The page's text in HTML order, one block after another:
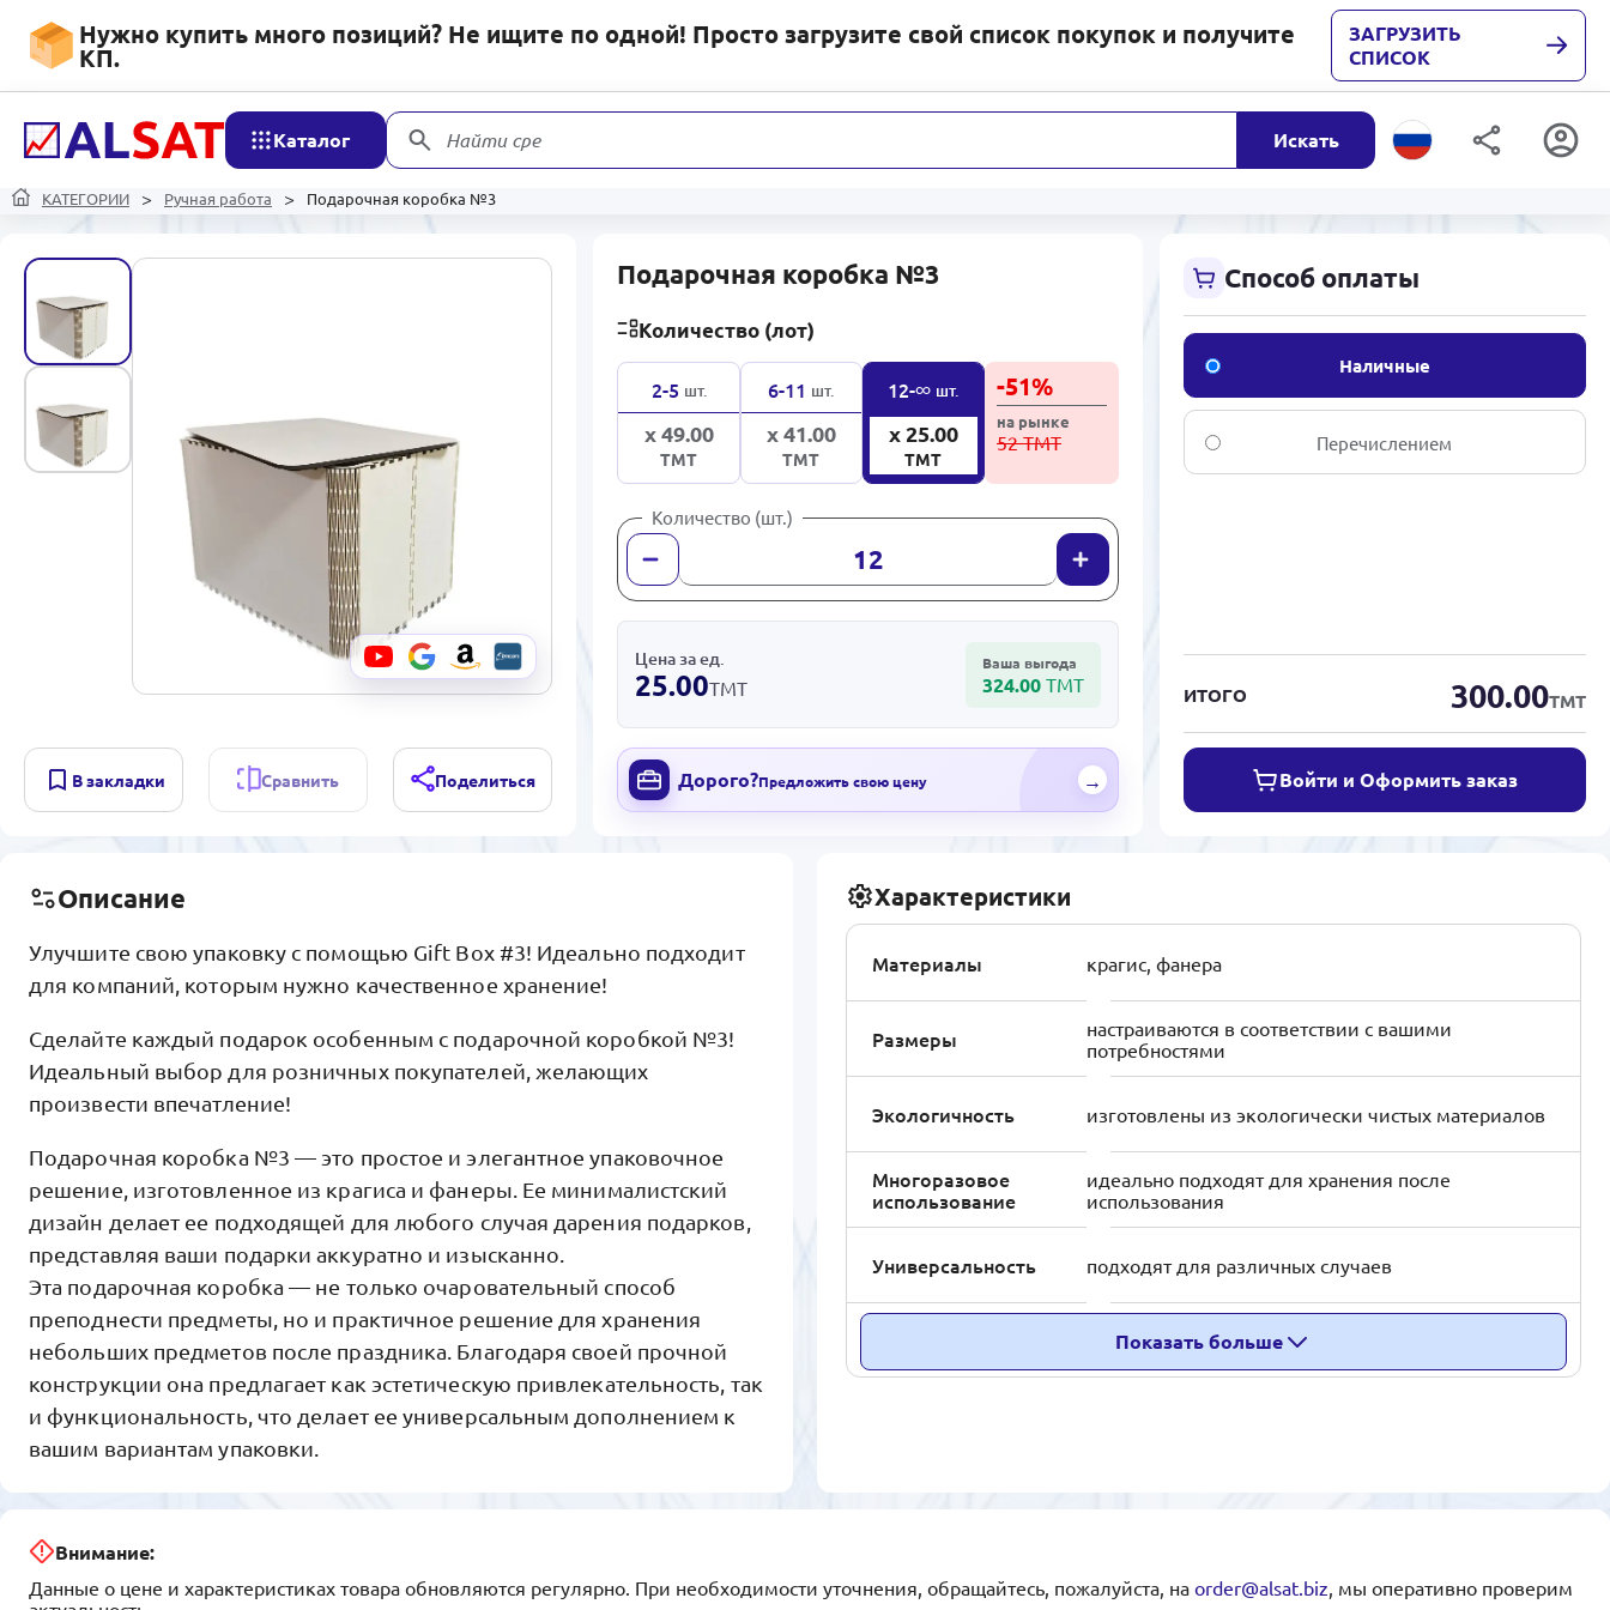
Нужно купить много позиций? Не ищите по одной! Просто загрузите свой список покупок и получите
КП.
ЗАГРУЗИТЬ
СПИСОК
Каталог Найти среди Искать
КАТЕГОРИИ Ручная работа Подарочная коробка №3
В закладки Сравнить Поделиться
Подарочная коробка №3
Количество (лот)
2-5 шт.
x 49.00
ТМТ
6-11 шт.
x 41.00
ТМТ
12-∞ шт.
x 25.00
ТМТ
-51%
на рынке
52 ТМТ
Количество (шт.)
Цена за ед.
25.00ТМТ
Ваша выгода
324.00 ТМТ
Дорого?Предложить свою цену →
Способ оплаты
Наличные
Перечислением
ИТОГО 300.00ТМТ
Войти и Оформить заказ
Описание
Улучшите свою упаковку с помощью Gift Box #3! Идеально подходит
для компаний, которым нужно качественное хранение!
Сделайте каждый подарок особенным с подарочной коробкой №3!
Идеальный выбор для розничных покупателей, желающих
произвести впечатление!
Подарочная коробка №3 — это простое и элегантное упаковочное
решение, изготовленное из крагиса и фанеры. Ее минималистский
дизайн делает ее подходящей для любого случая дарения подарков,
представляя ваши подарки аккуратно и изысканно.
Эта подарочная коробка — не только очаровательный способ
преподнести предметы, но и практичное решение для хранения
небольших предметов после праздника. Благодаря своей прочной
конструкции она предлагает как эстетическую привлекательность, так
и функциональность, что делает ее универсальным дополнением к
вашим вариантам упаковки.
Характеристики
Материалы крагис, фанера
Размеры
настраиваются в соответствии с вашими
потребностями
Экологичность изготовлены из экологически чистых материалов
Многоразовое
использование
идеально подходят для хранения после
использования
Универсальность подходят для различных случаев
Показать больше
Внимание:
Данные о цене и характеристиках товара обновляются регулярно. При необходимости уточнения, обращайтесь, пожалуйста, на order@alsat.biz, мы оперативно проверим